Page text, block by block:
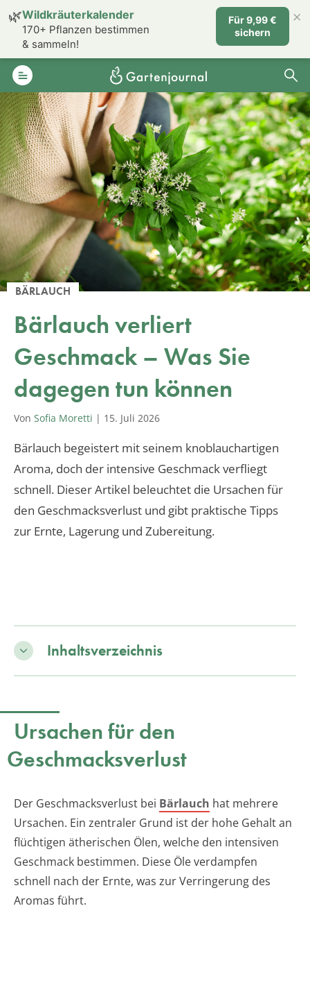
BÄRLAUCH
Bärlauch verliert
Geschmack – Was Sie
dagegen tun können
Von Sofia Moretti | 15. Juli 2026
Bärlauch begeistert mit seinem knoblauchartigen
Aroma, doch der intensive Geschmack verfliegt
schnell. Dieser Artikel beleuchtet die Ursachen für
den Geschmacksverlust und gibt praktische Tipps
zur Ernte, Lagerung und Zubereitung.
Inhaltsverzeichnis
Ursachen für den
Geschmacksverlust
Der Geschmacksverlust bei Bärlauch hat mehrere
Ursachen. Ein zentraler Grund ist der hohe Gehalt an
flüchtigen ätherischen Ölen, welche den intensiven
Geschmack bestimmen. Diese Öle verdampfen
schnell nach der Ernte, was zur Verringerung des
Aromas führt.
🌿Wildkräuterkalender
170+ Pflanzen bestimmen
& sammeln!
Für 9,99 €
sichern
×